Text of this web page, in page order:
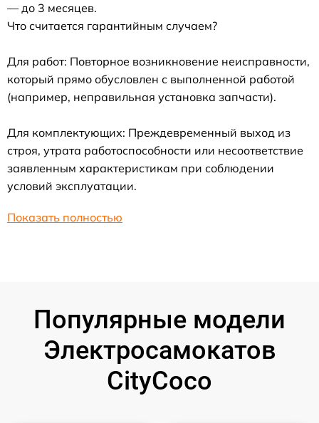
— до 3 месяцев.
Что считается гарантийным случаем?
Для работ: Повторное возникновение неисправности,
который прямо обусловлен с выполненной работой
(например, неправильная установка запчасти).
Для комплектующих: Преждевременный выход из
строя, утрата работоспособности или несоответствие
заявленным характеристикам при соблюдении
условий эксплуатации.
Показать полностью
Популярные модели
Электросамокатов
CityCoco